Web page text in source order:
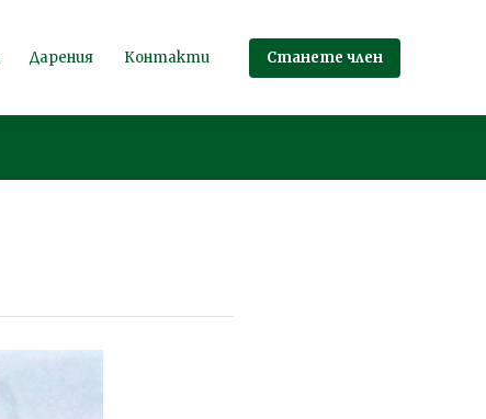
Дарения Контакти Станете член